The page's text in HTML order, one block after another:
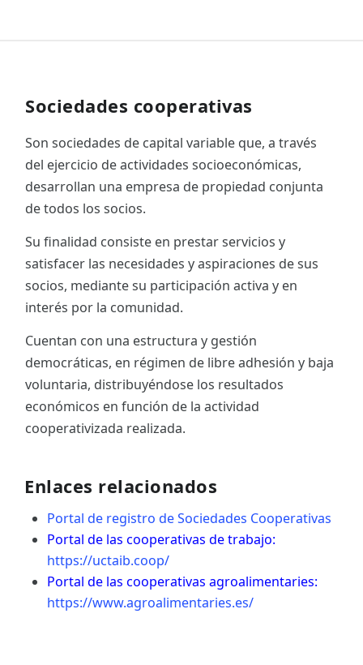
Sociedades cooperativas
Son sociedades de capital variable que, a través
del ejercicio de actividades socioeconómicas,
desarrollan una empresa de propiedad conjunta
de todos los socios.
Su finalidad consiste en prestar servicios y
satisfacer las necesidades y aspiraciones de sus
socios, mediante su participación activa y en
interés por la comunidad.
Cuentan con una estructura y gestión
democráticas, en régimen de libre adhesión y baja
voluntaria, distribuyéndose los resultados
económicos en función de la actividad
cooperativizada realizada.
Enlaces relacionados
Portal de registro de Sociedades Cooperativas
Portal de las cooperativas de trabajo:
https://uctaib.coop/
Portal de las cooperativas agroalimentaries:
https://www.agroalimentaries.es/